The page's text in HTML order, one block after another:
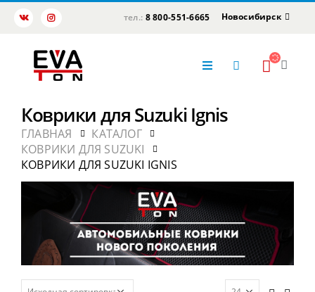
тел.: 8 800-551-6665 Новосибирск
Коврики для Suzuki Ignis
ГЛАВНАЯ
КАТАЛОГ
КОВРИКИ ДЛЯ SUZUKI
КОВРИКИ ДЛЯ SUZUKI IGNIS